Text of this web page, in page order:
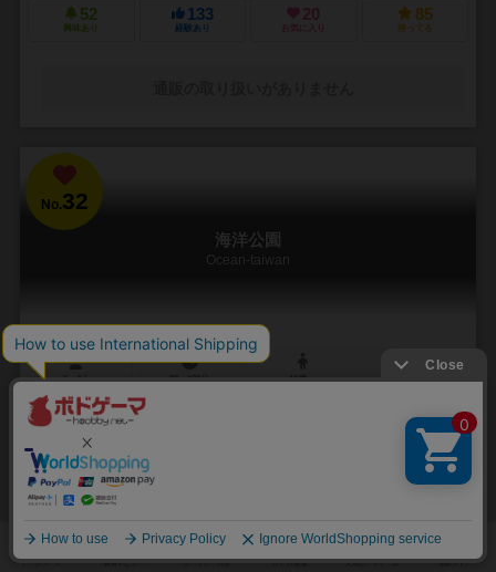
52
興味あり
133
経験あり
20
お気に入り
85
持ってる
No.32
海洋公園
Ocean-taiwan
2～4人 90～120分 10歳～
魚を買って水族館の人気を高め、収益を増やす拡大再生産。魚には
様々な特殊能力あり。成長したり、子供が増えることも。設備やゴミ
処理能力を強化し、魚の健康を維持するのも大事です。
水族館を作ろう！ 中国の静言思桌游による水族館経営ゲーム。 多様な
海水魚を集めて魅力的な水族館を作りましょう。 プレイヤーは毎ラウ
ンド海水魚...
79
興味あり
79
経験あり
12
お気に入り
72
持ってる